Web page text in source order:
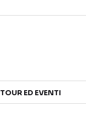
TOUR ED EVENTI